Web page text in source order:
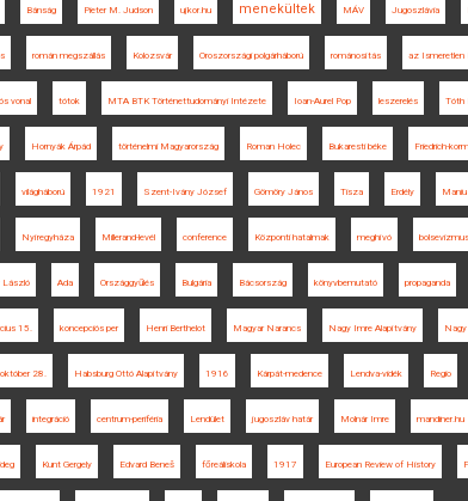
Bánság Pieter M. Judson ujkor.hu menekültek MÁV Jugoszlávia
román megszállás Kolozsvár Oroszországi polgárháború románosítás az Ismeretlen
vonal tótok MTA BTK Történettudományi Intézete Ioan-Aurel Pop leszerelés Tóth
Hornyák Árpád történelmi Magyarország Roman Holec Bukaresti béke Friedrich-
világháború 1921 Szent-Ivány József Gömöry János Tisza Erdély Maniu
Nyíregyháza Millerand-levél conference Központi hatalmak meghívó bolsevizmus
László Ada Országgyűlés Bulgária Bácsország könyvbemutató propaganda
15. koncepciós per Henri Berthelot Magyar Narancs Nagy Imre Alapítvány Nagy
28. Habsburg Ottó Alapítvány 1916 Kárpát-medence Lendva-vidék Regio
integráció centrum-periféria Lendület jugoszláv határ Molnár Imre mandiner.hu
Kunt Gergely Edvard Beneš főreáliskola 1917 European Review of History